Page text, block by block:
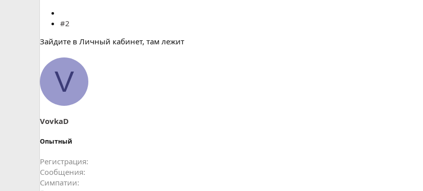
#2
Зайдите в Личный кабинет, там лежит
V
VovkaD
Опытный
Регистрация
Сообщения
Симпатии